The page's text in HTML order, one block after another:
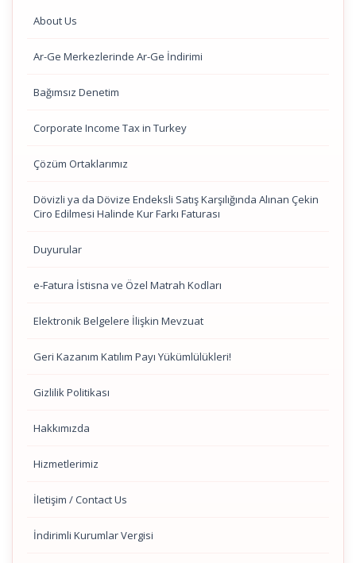
About Us
Ar-Ge Merkezlerinde Ar-Ge İndirimi
Bağımsız Denetim
Corporate Income Tax in Turkey
Çözüm Ortaklarımız
Dövizli ya da Dövize Endeksli Satış Karşılığında Alınan Çekin
Ciro Edilmesi Halinde Kur Farkı Faturası
Duyurular
e-Fatura İstisna ve Özel Matrah Kodları
Elektronik Belgelere İlişkin Mevzuat
Geri Kazanım Katılım Payı Yükümlülükleri!
Gizlilik Politikası
Hakkımızda
Hizmetlerimiz
İletişim / Contact Us
İndirimli Kurumlar Vergisi